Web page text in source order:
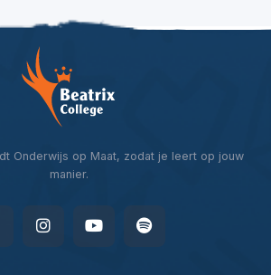
Onderwijs op Maat, zodat je leert op jouw
manier.